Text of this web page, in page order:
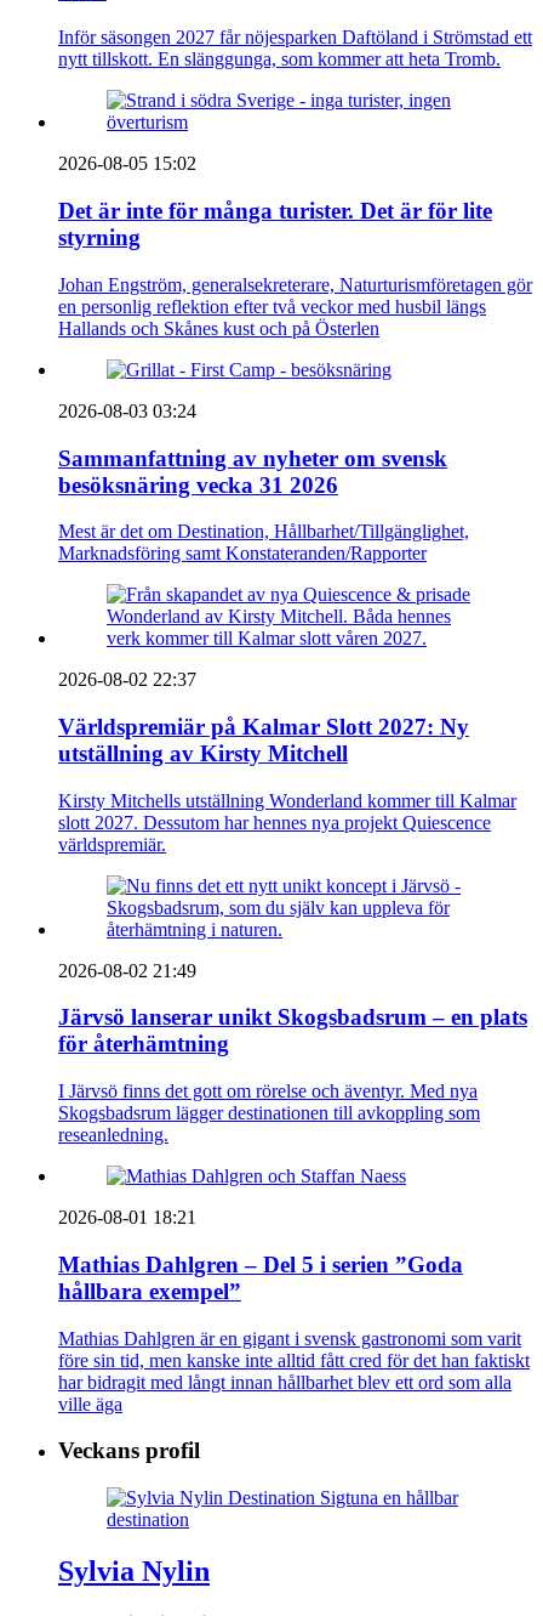
Inför säsongen 2027 får nöjesparken Daftöland i Strömstad ett
nytt tillskott. En slänggunga, som kommer att heta Tromb.
2026-08-05 15:02
Det är inte för många turister. Det är för lite
styrning
Johan Engström, generalsekreterare, Naturturismföretagen gör
en personlig reflektion efter två veckor med husbil längs
Hallands och Skånes kust och på Österlen
2026-08-03 03:24
Sammanfattning av nyheter om svensk
besöksnäring vecka 31 2026
Mest är det om Destination, Hållbarhet/Tillgänglighet,
Marknadsföring samt Konstateranden/Rapporter
2026-08-02 22:37
Världspremiär på Kalmar Slott 2027: Ny
utställning av Kirsty Mitchell
Kirsty Mitchells utställning Wonderland kommer till Kalmar
slott 2027. Dessutom har hennes nya projekt Quiescence
världspremiär.
2026-08-02 21:49
Järvsö lanserar unikt Skogsbadsrum – en plats
för återhämtning
I Järvsö finns det gott om rörelse och äventyr. Med nya
Skogsbadsrum lägger destinationen till avkoppling som
reseanledning.
2026-08-01 18:21
Mathias Dahlgren – Del 5 i serien ”Goda
hållbara exempel”
Mathias Dahlgren är en gigant i svensk gastronomi som varit
före sin tid, men kanske inte alltid fått cred för det han faktiskt
har bidragit med långt innan hållbarhet blev ett ord som alla
ville äga
Veckans profil
Sylvia Nylin